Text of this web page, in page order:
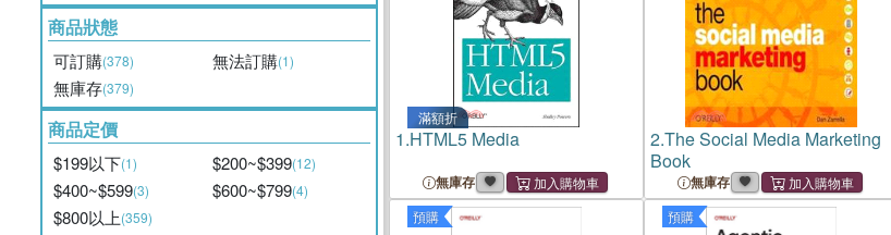
商品狀態
可訂購(378) 無法訂購(1)
無庫存(379)
商品定價
$199以下(1) $200~$399(12)
$400~$599(3) $600~$799(4)
$800以上(359)
滿額折
1.HTML5 Media
無庫存
2.The Social Media Marketing
Book
無庫存
預購 預購